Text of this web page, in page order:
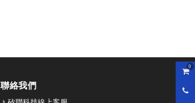
購
0
聯絡我們